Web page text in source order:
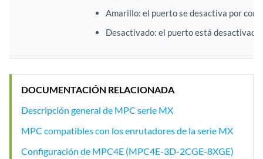
Amarillo: el puerto se desactiva por
Desactivado: el puerto está desactivado.
DOCUMENTACIÓN RELACIONADA
Descripción general de MPC serie MX
MPC compatibles con los enrutadores de la serie MX
Configuración de MPC4E (MPC4E-3D-2CGE-8XGE)